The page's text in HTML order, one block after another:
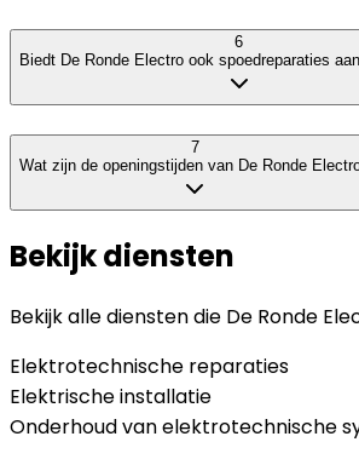
6
Biedt De Ronde Electro ook spoedreparaties
7
Wat zijn de openingstijden van De Ronde
Bekijk diensten
Bekijk alle diensten die De Ronde
Elektrotechnische reparaties
Elektrische installatie
Onderhoud van elektrotechnische